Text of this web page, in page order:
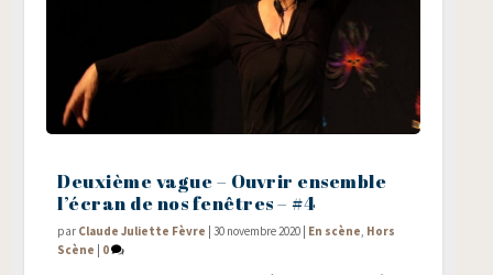
Deuxième vague – Ouvrir ensemble
l’écran de nos fenêtres – #4
par Claude Juliette Fèvre |30 novembre 2020 | En scène Hors
Scène | 0